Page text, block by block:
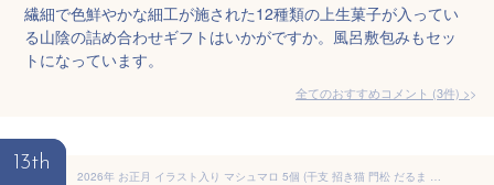
繊細で色鮮やかな細工が施された12種類の上生菓子が入ってい
る山陰の詰め合わせギフトはいかがですか。風呂敷包みもセッ
トになっています。
全てのおすすめコメント (3件) >
13th
2026年 お正月 イラスト入り マシュマロ 5個 (干支 招き猫 門松 だるま 鏡餅) お家の箱入り| かわいい お菓子 プチギフト 孫 子供 お年玉 お年賀 干支 プレゼント 動物 新年 挨拶 ギフト お正月 御年賀 洋菓子 アニマル スイーツ チョコレート 贈り物 午 馬